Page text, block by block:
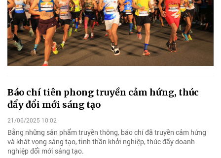
Báo chí tiên phong truyền cảm hứng, thúc
đẩy đổi mới sáng tạo
21/06/2025 10:02
Bằng những sản phẩm truyền thông, báo chí đã truyền cảm hứng
và khát vọng sáng tạo, tinh thần khởi nghiệp, thúc đẩy doanh
nghiệp đổi mới sáng tạo.